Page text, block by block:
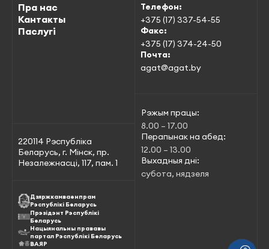
Пра нас
Кантакты
Паслугі
Рэжым працы:
8.00 – 17.00
Перапынак на абед:
12.00 – 13.00
Выхадныя дні:
субота, нядзеля
Дзяржкамваенпрам
Рэспублікі Беларусь
Прэзідэнт Рэспублікі
Беларусь
Нацыянальны прававы
партал Рэспублікі Беларусь
ВАЯР
Телефон:
+375 (17) 337-54-55
Факс:
+375 (17) 374-24-50
Почта:
agat@agat.by
220114 Рэспубліка
Беларусь, г. Мінск, пр.
Незалежнасці, 117, пам. 1